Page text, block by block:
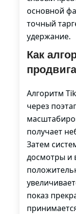
основной
точный
удержание.
Как
Алгоритм
через
получает
Затем
досмотры и
показ